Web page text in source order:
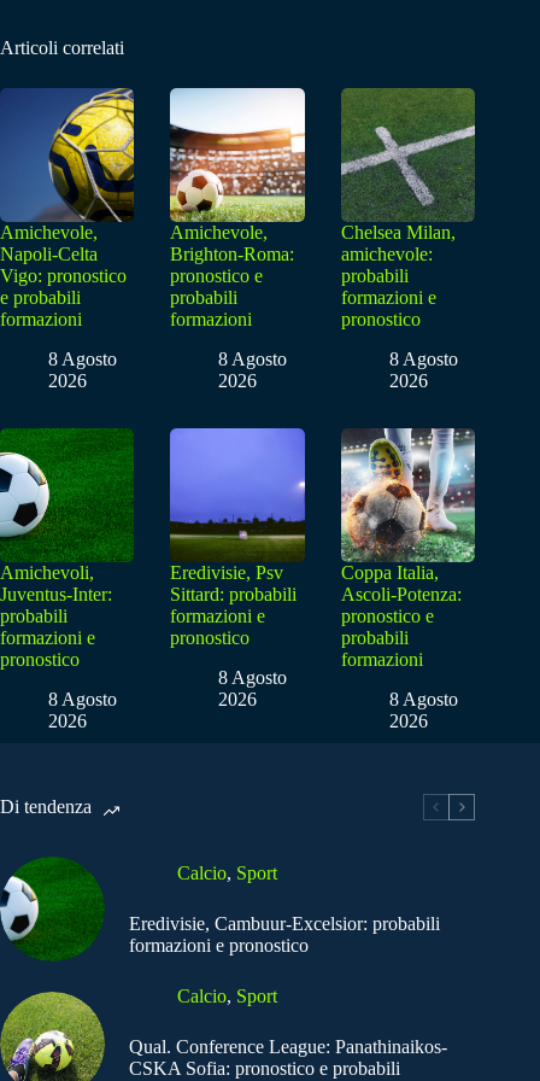
Articoli correlati
Amichevole,
Napoli-Celta
Vigo: pronostico
e probabili
formazioni
8 Agosto
2026
Amichevole,
Brighton-Roma:
pronostico e
probabili
formazioni
8 Agosto
2026
Chelsea Milan,
amichevole:
probabili
formazioni e
pronostico
8 Agosto
2026
Amichevoli,
Juventus-Inter:
probabili
formazioni e
pronostico
8 Agosto
2026
Eredivisie, Psv
Sittard: probabili
formazioni e
pronostico
8 Agosto
2026
Coppa Italia,
Ascoli-Potenza:
pronostico e
probabili
formazioni
8 Agosto
2026
Di tendenza
Calcio, Sport
Eredivisie, Cambuur-Excelsior: probabili
formazioni e pronostico
Calcio, Sport
Qual. Conference League: Panathinaikos-
CSKA Sofia: pronostico e probabili